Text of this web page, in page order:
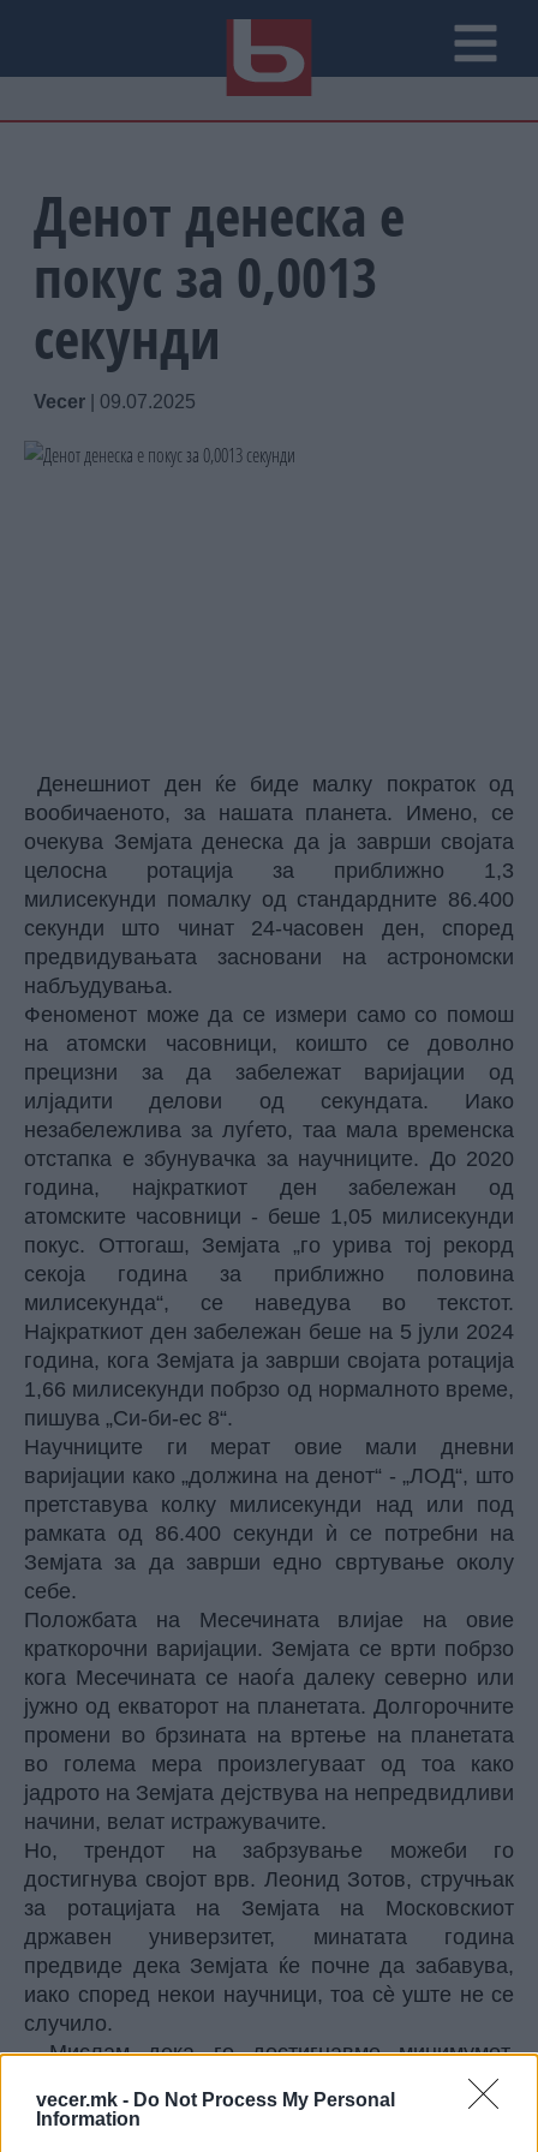
vecer.mk - Do Not Process My Personal
Information
Денот денеска е
покус за 0,0013
секунди
Vecer 09.07.2025
Денешниот ден ќе биде малку пократок од
вообичаеното, за нашата планета. Имено, се
очекува Земјата денеска да ја заврши својата
целосна ротација за приближно 1,3
милисекунди помалку од стандардните 86.400
секунди што чинат 24-часовен ден, според
предвидувањата засновани на астрономски
набљудувања.
Феноменот може да се измери само со помош
на атомски часовници, коишто се доволно
прецизни за да забележат варијации од
илјадити делови од секундата. Иако
незабележлива за луѓето, таа мала временска
отстапка е збунувачка за научниците. До 2020
година, најкраткиот ден забележан од
атомските часовници - беше 1,05 милисекунди
покус. Оттогаш, Земјата „го урива тој рекорд
секоја година за приближно половина
милисекунда“, се наведува во текстот.
Најкраткиот ден забележан беше на 5 јули 2024
година, кога Земјата ја заврши својата ротација
1,66 милисекунди побрзо од нормалното време,
пишува „Си-би-ес 8“.
Научниците ги мерат овие мали дневни
варијации како „должина на денот“ - „ЛОД“, што
претставува колку милисекунди над или под
рамката од 86.400 секунди ѝ се потребни на
Земјата за да заврши едно свртување околу
себе.
Положбата на Месечината влијае на овие
краткорочни варијации. Земјата се врти побрзо
кога Месечината се наоѓа далеку северно или
јужно од екваторот на планетата. Долгорочните
промени во брзината на вртење на планетата
во голема мера произлегуваат од тоа како
јадрото на Земјата дејствува на непредвидливи
начини, велат истражувачите.
Но, трендот на забрзување можеби го
достигнува својот врв. Леонид Зотов, стручњак
за ротацијата на Земјата на Московскиот
државен универзитет, минатата година
предвиде дека Земјата ќе почне да забавува,
иако според некои научници, тоа сè уште не се
случило.
- Мислам дека го достигнавме минимумот.
Порано или подоцна, Земјата ќе забави, изјави
тој.